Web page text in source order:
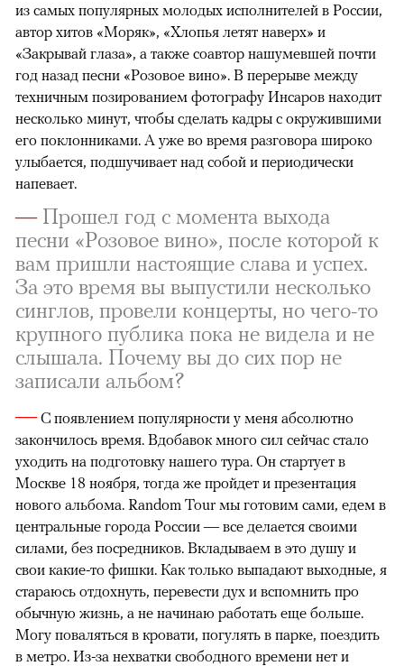
из самых популярных молодых исполнителей в России,
автор хитов «Моряк», «Хлопья летят наверх» и
«Закрывай глаза», а также соавтор нашумевшей почти
год назад песни «Розовое вино». В перерыве между
техничным позированием фотографу Инсаров находит
несколько минут, чтобы сделать кадры с окружившими
его поклонниками. А уже во время разговора широко
улыбается, подшучивает над собой и периодически
напевает.
—Прошел год с момента выхода
песни «Розовое вино», после которой к
вам пришли настоящие слава и успех.
За это время вы выпустили несколько
синглов, провели концерты, но чего-то
крупного публика пока не видела и не
слышала. Почему вы до сих пор не
записали альбом?
—С появлением популярности у меня абсолютно
закончилось время. Вдобавок много сил сейчас стало
уходить на подготовку нашего тура. Он стартует в
Москве 18 ноября, тогда же пройдет и презентация
нового альбома. Random Tour мы готовим сами, едем в
центральные города России — все делается своими
силами, без посредников. Вкладываем в это душу и
свои какие-то фишки. Как только выпадают выходные, я
стараюсь отдохнуть, перевести дух и вспомнить про
обычную жизнь, а не начинаю работать еще больше.
Могу поваляться в кровати, погулять в парке, поездить
в метро. Из-за нехватки свободного времени нет и